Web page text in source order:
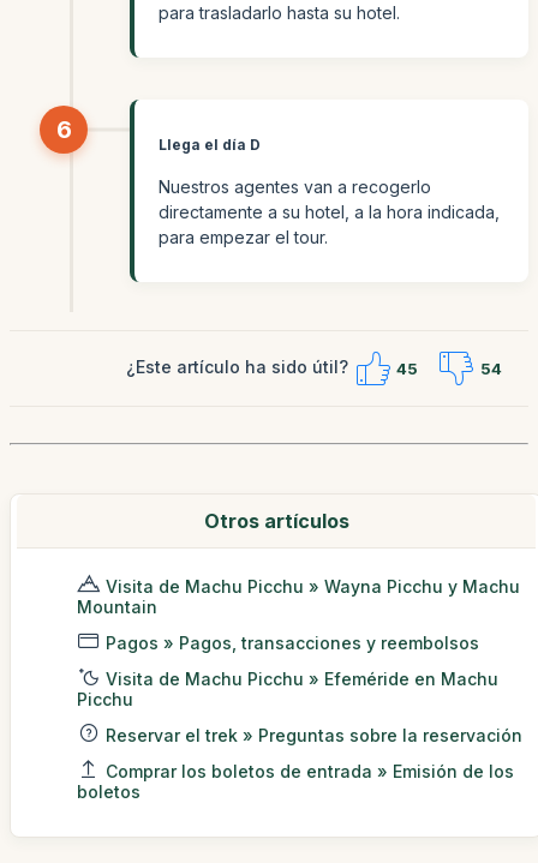
para trasladarlo hasta su hotel.
6
Llega el día D
Nuestros agentes van a recogerlo
directamente a su hotel, a la hora indicada,
para empezar el tour.
¿Este artículo ha sido útil? 45 54
Otros artículos
Visita de Machu Picchu » Wayna Picchu y Machu
Mountain
Pagos » Pagos, transacciones y reembolsos
Visita de Machu Picchu » Efeméride en Machu
Picchu
Reservar el trek » Preguntas sobre la reservación
Comprar los boletos de entrada » Emisión de los
boletos